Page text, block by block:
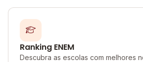
Ranking ENEM
Descubra as escolas com melhores